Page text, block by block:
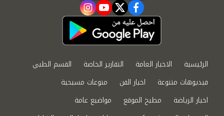
facebook
twitter
youtube
instagram
الرئيسية الاخبار العامة التقارير الخاصة
القسم الطبي
فيديوهات متنوعة
اخبار الفن
منوعات مسيحية
اخبار الرياضة
مطبخ الموقع
مواضيع عامة